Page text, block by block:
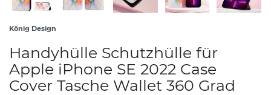
König Design
Handyhülle Schutzhülle für
Apple iPhone SE 2022 Case
Cover Tasche Wallet 360 Grad